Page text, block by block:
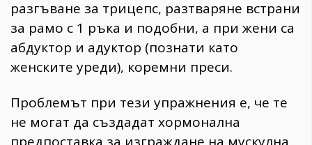
разгъване за трицепс, разтваряне встрани
за рамо с 1 ръка и подобни, а при жени са
абдуктор и адуктор (познати като
женските уреди), коремни преси.
Проблемът при тези упражнения е, че те
не могат да създадат хормонална
предпоставка за изграждане на мускулна